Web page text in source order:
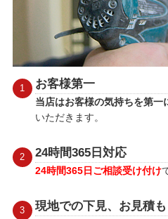
お客様第一
当店はお客様の気持ちを第一
いただきます。
24時間365日対応
24時間365日ご相談受け付け
現地での下見、お見積